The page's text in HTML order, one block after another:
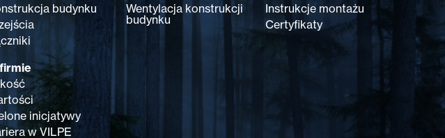
budynku
Wentylacja konstrukcji
budynku
Instrukcje montażu
Certyfikaty
inicjatywy
w VILPE